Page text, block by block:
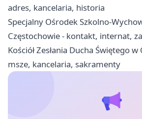
adres, kancelaria, historia
Specjalny Ośrodek Szkolno-
Częstochowie - kontakt, internat,
Kościół Zesłania Ducha Świętego
msze, kancelaria, sakramenty